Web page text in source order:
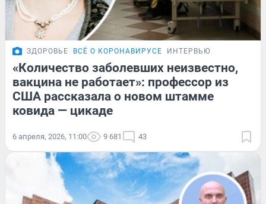
ЗДОРОВЬЕ ВСЁ О КОРОНАВИРУСЕ ИНТЕРВЬЮ
«Количество заболевших неизвестно,
вакцина не работает»: профессор из
США рассказала о новом штамме
ковида — цикаде
6 апреля, 2026, 11:00 9 681 43